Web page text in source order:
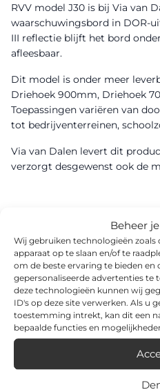
Beheer
Wij gebruiken technologieën
apparaat op te slaan en/of te
om de beste ervaring te bieden en
gepersonaliseerde advertenties
deze technologieën kunnen wij
ID's op deze site verwerken. Als u
toestemming intrekt, kan dit een
bepaalde functies en
RVV model J30 is bij Via van
waarschuwingsbord in DOR-
III reflectie blijft het bord
afleesbaar.
Dit model is onder meer
Driehoek 900mm, Driehoek
Toepassingen variëren van
tot bedrijventerreinen,
Via van Dalen levert dit
verzorgt desgewenst ook de